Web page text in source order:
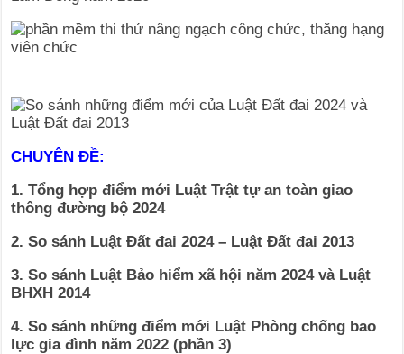
CHUYÊN ĐỀ:
1. Tổng hợp điểm mới Luật Trật tự an toàn giao
thông đường bộ 2024
2. So sánh Luật Đất đai 2024 – Luật Đất đai 2013
3. So sánh Luật Bảo hiểm xã hội năm 2024 và Luật
BHXH 2014
4. So sánh những điểm mới Luật Phòng chống bao
lực gia đình năm 2022 (phần 3)